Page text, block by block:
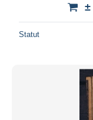
±
Statut